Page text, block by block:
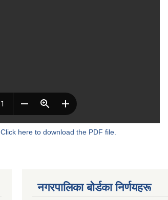
Click here to download the PDF file.
नगरपालिका बाेर्डका निर्णयहरू